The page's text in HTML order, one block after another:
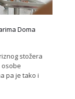
Doma
stožera
osobe
pa je tako i